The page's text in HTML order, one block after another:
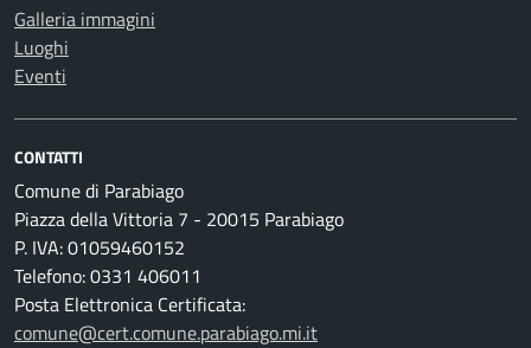
Galleria immagini
Luoghi
Eventi
CONTATTI
Comune di Parabiago
Piazza della Vittoria 7 - 20015 Parabiago
P. IVA: 01059460152
Telefono: 0331 406011
Posta Elettronica Certificata:
comune@cert.comune.parabiago.mi.it